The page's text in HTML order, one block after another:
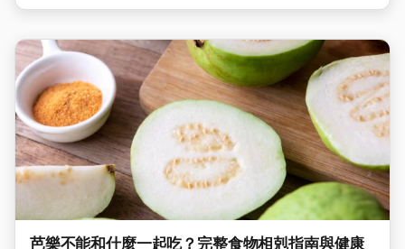
芭樂不能和什麼一起吃？完整食物相剋指南與健康